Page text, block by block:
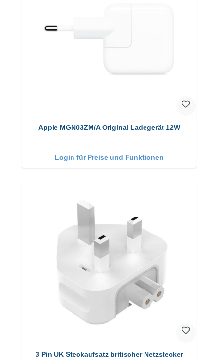
Apple MGN03ZM/A Original Ladegerät 12W
Login für Preise und Funktionen
3 Pin UK Steckaufsatz britischer Netzstecker